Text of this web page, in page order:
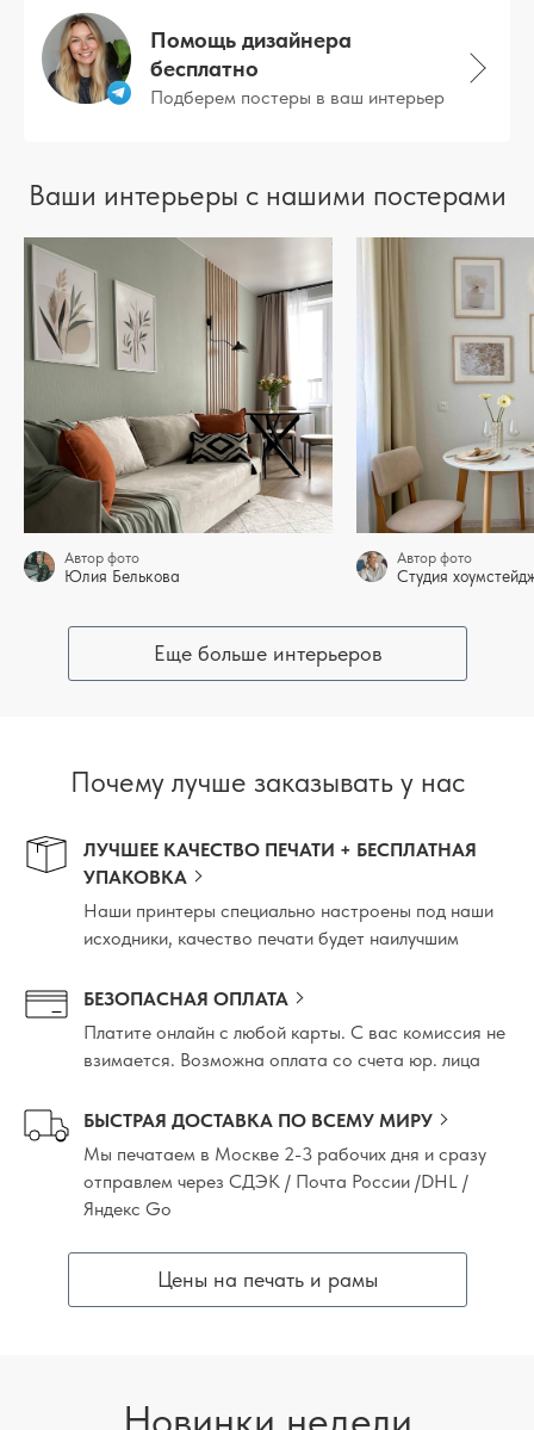
Помощь дизайнера
бесплатно
Подберем постеры в ваш интерьер
Ваши интерьеры с нашими постерами
Автор фото
Юлия Белькова
Автор фото
Студия
Еще больше интерьеров
Почему лучше заказывать у нас
ЛУЧШЕЕ КАЧЕСТВО ПЕЧАТИ + БЕСПЛАТНАЯ
УПАКОВКА
Наши принтеры специально настроены под наши
исходники, качество печати будет наилучшим
БЕЗОПАСНАЯ ОПЛАТА
Платите онлайн с любой карты. С вас комиссия не
взимается. Возможна оплата со счета юр. лица
БЫСТРАЯ ДОСТАВКА ПО ВСЕМУ МИРУ
Мы печатаем в Москве 2-3 рабочих дня и сразу
отправлем через СДЭК / Почта России /DHL /
Яндекс Go
Цены на печать и рамы
Новинки недели